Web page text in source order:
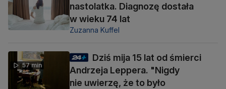
nastolatka. Diagnozę dostała
w wieku 74 lat
Zuzanna Kuffel
57 min
Dziś mija 15 lat od śmierci
Andrzeja Leppera. "Nigdy
nie uwierzę, że to było